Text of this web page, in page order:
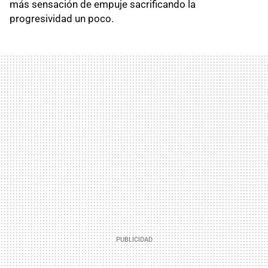
más sensación de empuje sacrificando la
progresividad un poco.